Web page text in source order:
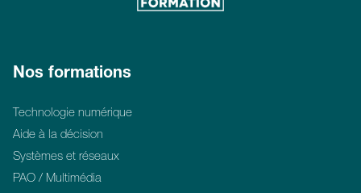
Nos formations
Technologie numérique
Aide à la décision
Systèmes et réseaux
PAO / Multimédia